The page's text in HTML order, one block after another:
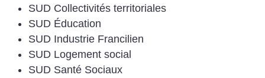
SUD Collectivités territoriales
SUD Éducation
SUD Industrie Francilien
SUD Logement social
SUD Santé Sociaux